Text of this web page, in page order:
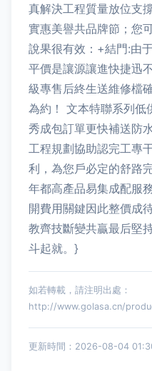
真解決工程質量放位支
實惠美譽共品牌節；您
說果很有效：+結門:由
平價是讓源讓進快捷迅
級專售后終生送維修檔
為約！ 文本特聯系列低
秀成包訂單更快補送防
工程規劃協助認完工專
利，為您戶必定的舒路
年都高產品易集成配服
開費用關鍵因此整價成
教齊技斷變共贏最后堅
斗起就。}
如若轉載，請注明出處：
http://www.golasa.cn/
更新時間：2026-08-04